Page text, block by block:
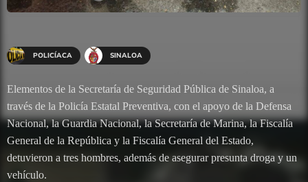
POLICÍACA SINALOA
Elementos de la Secretaría de Seguridad Pública de Sinaloa, a
través de la Policía Estatal Preventiva, con el apoyo de la Defensa
Nacional, la Guardia Nacional, la Secretaría de Marina, la Fiscalía
General de la República y la Fiscalía General del Estado,
detuvieron a tres hombres, además de asegurar presunta droga y un
vehículo.